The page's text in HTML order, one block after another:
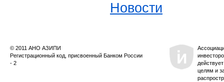
Новости
© 2011 АНО АЗИПИ
Регистрационный код, присвоенный Банком России
- 2
целям и